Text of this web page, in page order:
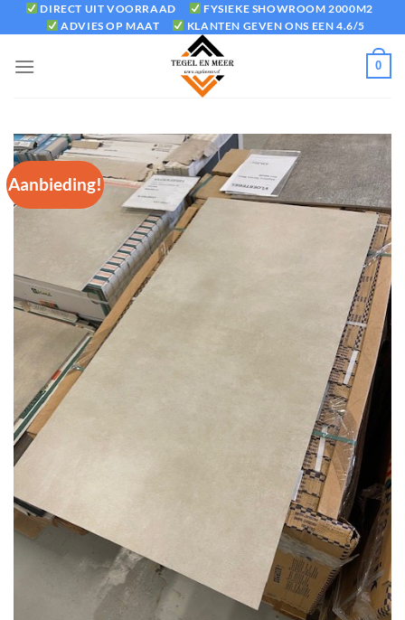
naar
DIRECT UIT VOORRAAD
FYSIEKE SHOWROOM 2000M2
ADVIES OP MAAT
KLANTEN GEVEN ONS EEN 4.6/5
0
Aanbieding!